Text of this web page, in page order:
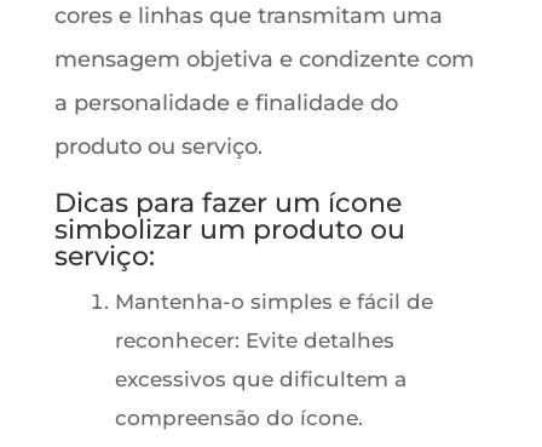
cores e linhas que transmitam uma
mensagem objetiva e condizente com
a personalidade e finalidade do
produto ou serviço.
Dicas para fazer um ícone
simbolizar um produto ou
serviço:
Mantenha-o simples e fácil de
reconhecer: Evite detalhes
excessivos que dificultem a
compreensão do ícone.